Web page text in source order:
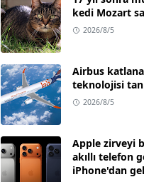
kedi Mozart
2026/8/5
Airbus
teknolojisi
2026/8/5
Apple zirveyi
akıllı telefon
iPhone'dan